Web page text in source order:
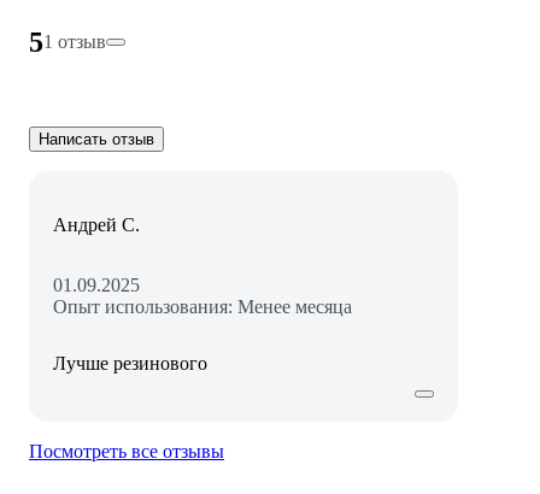
51 отзыв
Написать отзыв
Андрей С.
01.09.2025
Опыт использования: Менее месяца
Лучше резинового
Посмотреть все отзывы